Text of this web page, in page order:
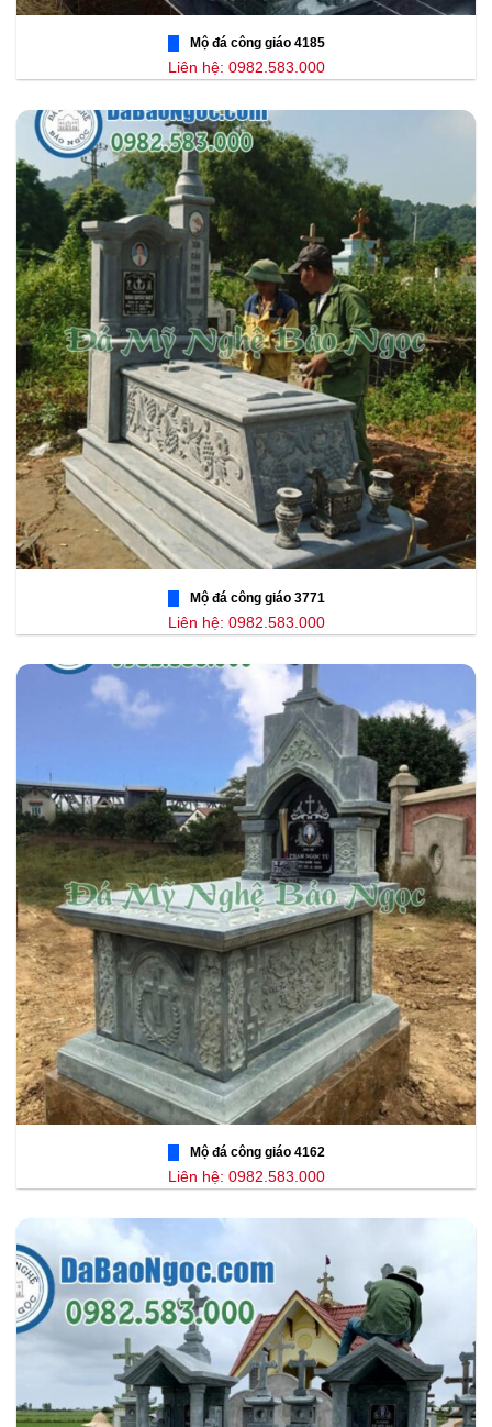
Mộ đá công giáo 4185
Liên hệ: 0982.583.000
Mộ đá công giáo 3771
Liên hệ: 0982.583.000
Mộ đá công giáo 4162
Liên hệ: 0982.583.000